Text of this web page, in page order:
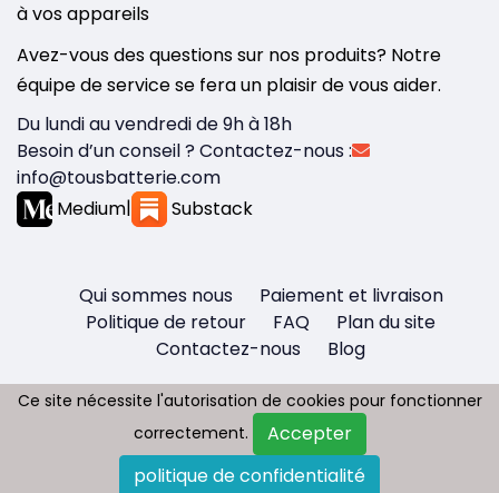
à vos appareils
Avez-vous des questions sur nos produits? Notre
équipe de service se fera un plaisir de vous aider.
Du lundi au vendredi de 9h à 18h
Besoin d’un conseil ? Contactez-nous :
info@tousbatterie.com
Medium| Substack
Qui sommes nous
Paiement et livraison
Politique de retour
FAQ
Plan du site
Contactez-nous
Blog
Copyright © 2026 - Tous droit réservés
Tousbatterie.com
Ce site nécessite l'autorisation de cookies pour fonctionner
correctement.
Accepter
politique de confidentialité
Ce site nécessite l'autorisation de cookies pour fonctionner
correctement.
Accepter
politique de confidentialité